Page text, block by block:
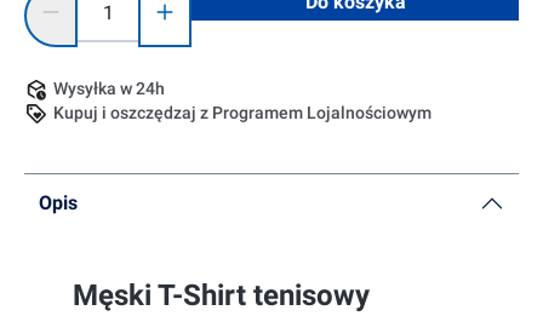
Wysyłka w 24h
Kupuj i oszczędzaj z Programem Lojalnościowym
Opis
Męski T-Shirt tenisowy